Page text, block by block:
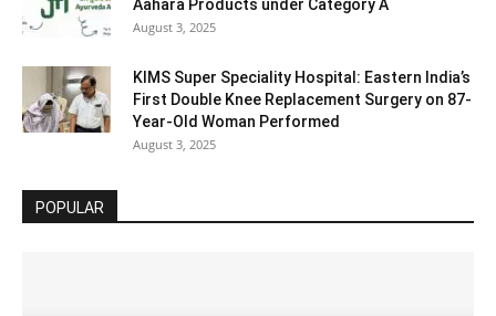
Aahara Products under Category A
August 3, 2025
KIMS Super Speciality Hospital: Eastern India’s
First Double Knee Replacement Surgery on 87-
Year-Old Woman Performed
August 3, 2025
POPULAR